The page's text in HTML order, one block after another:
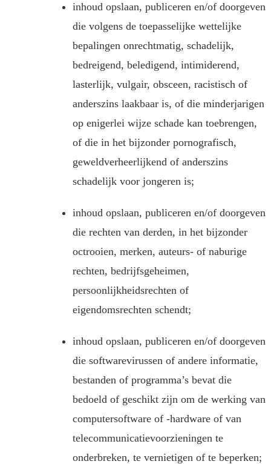
inhoud opslaan, publiceren en/of doorgeven
die volgens de toepasselijke wettelijke
bepalingen onrechtmatig, schadelijk,
bedreigend, beledigend, intimiderend,
lasterlijk, vulgair, obsceen, racistisch of
anderszins laakbaar is, of die minderjarigen
op enigerlei wijze schade kan toebrengen,
of die in het bijzonder pornografisch,
geweldverheerlijkend of anderszins
schadelijk voor jongeren is;
inhoud opslaan, publiceren en/of doorgeven
die rechten van derden, in het bijzonder
octrooien, merken, auteurs- of naburige
rechten, bedrijfsgeheimen,
persoonlijkheidsrechten of
eigendomsrechten schendt;
inhoud opslaan, publiceren en/of doorgeven
die softwarevirussen of andere informatie,
bestanden of programma’s bevat die
bedoeld of geschikt zijn om de werking van
computersoftware of -hardware of van
telecommunicatievoorzieningen te
onderbreken, te vernietigen of te beperken;